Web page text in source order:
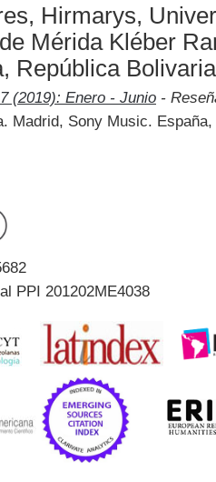
Hirmarys,
Mérida Kléber
República
(2019): Enero - Junio -
Madrid, Sony Music. España,
PPI 201202ME4038